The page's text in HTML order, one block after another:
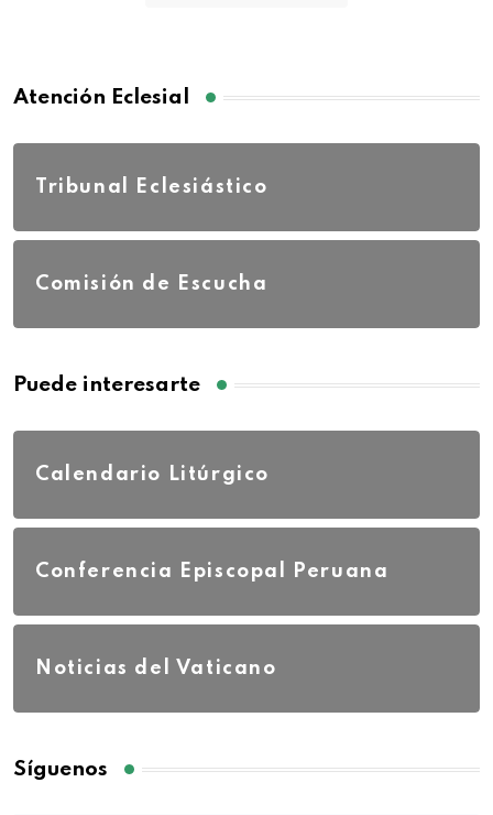
Atención Eclesial
Tribunal Eclesiástico
Comisión de Escucha
Puede interesarte
Calendario Litúrgico
Conferencia Episcopal Peruana
Noticias del Vaticano
Síguenos